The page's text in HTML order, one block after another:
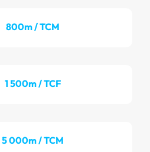
800m / TCM
1 500m / TCF
5 000m / TCM